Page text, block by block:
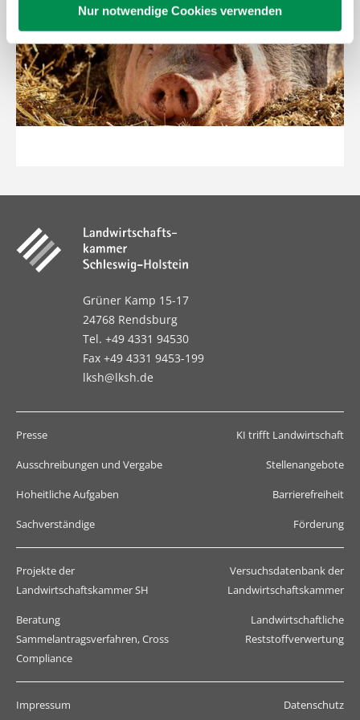
Nur notwendige Cookies verwenden
Grüner Kamp 15-17
24768 Rendsburg
Tel. +49 4331 94530
Fax +49 4331 9453-199
lksh@lksh.de
Presse KI trifft Landwirtschaft
Ausschreibungen und Vergabe Stellenangebote
Hoheitliche Aufgaben Barrierefreiheit
Sachverständige Förderung
Projekte der
Landwirtschaftskammer SH
Versuchsdatenbank der
Landwirtschaftskammer
Beratung
Sammelantragsverfahren, Cross
Compliance
Landwirtschaftliche
Reststoffverwertung
Impressum Datenschutz